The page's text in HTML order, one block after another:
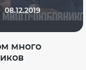
08.12.2019
много